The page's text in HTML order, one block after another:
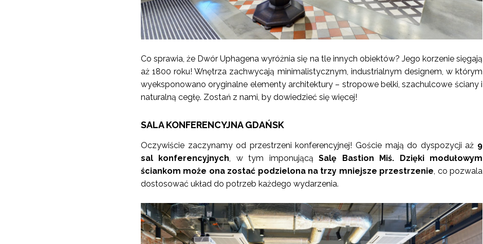
Co sprawia, że Dwór Uphagena wyróżnia się na tle innych obiektów? Jego korzenie sięgają
aż 1800 roku! Wnętrza zachwycają minimalistycznym, industrialnym designem, w którym
wyeksponowano oryginalne elementy architektury – stropowe belki, szachulcowe ściany i
naturalną cegłę. Zostań z nami, by dowiedzieć się więcej!
SALA KONFERENCYJNA GDAŃSK
Oczywiście zaczynamy od przestrzeni konferencyjnej! Goście mają do dyspozycji aż 9
sal konferencyjnych , w tym imponującąSalę Bastion Miś. Dzięki modułowym
ściankom może ona zostać podzielona na trzy mniejsze przestrzenie , co pozwala
dostosować układ do potrzeb każdego wydarzenia.